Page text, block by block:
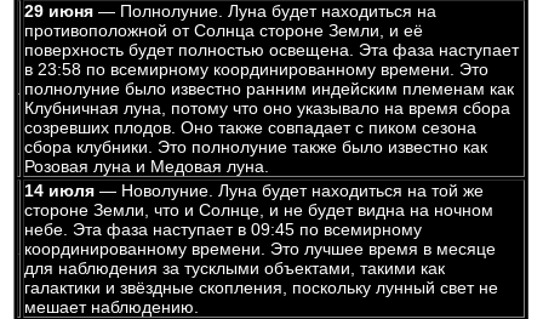
29 июня— Полнолуние. Луна будет находиться на
противоположной от Солнца стороне Земли, и её
поверхность будет полностью освещена. Эта фаза наступает
в 23:58 по всемирному координированному времени. Это
полнолуние было известно ранним индейским племенам как
Клубничная луна, потому что оно указывало на время сбора
созревших плодов. Оно также совпадает с пиком сезона
сбора клубники. Это полнолуние также было известно как
Розовая луна и Медовая луна.
14 июля— Новолуние. Луна будет находиться на той же
стороне Земли, что и Солнце, и не будет видна на ночном
небе. Эта фаза наступает в 09:45 по всемирному
координированному времени. Это лучшее время в месяце
для наблюдения за тусклыми объектами, такими как
галактики и звёздные скопления, поскольку лунный свет не
мешает наблюдению.